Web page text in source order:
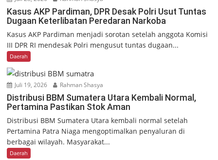
Kasus AKP Pardiman, DPR Desak Polri Usut Tuntas
Dugaan Keterlibatan Peredaran Narkoba
Kasus AKP Pardiman menjadi sorotan setelah anggota Komisi
III DPR RI mendesak Polri mengusut tuntas dugaan...
Daerah
Juli 19, 2026 Rahman Shasya
Distribusi BBM Sumatera Utara Kembali Normal,
Pertamina Pastikan Stok Aman
Distribusi BBM Sumatera Utara kembali normal setelah
Pertamina Patra Niaga mengoptimalkan penyaluran di
berbagai wilayah. Masyarakat...
Daerah